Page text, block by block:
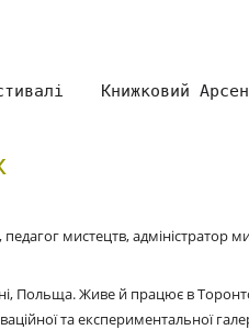
Книжковий
мистецтв, адміністратор
Польща. Живе й працює в
та експериментальної